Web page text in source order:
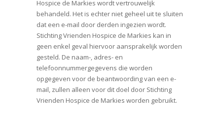
Hospice de Markies wordt vertrouwelijk
behandeld. Het is echter niet geheel uit te sluiten
dat een e-mail door derden ingezien wordt.
Stichting Vrienden Hospice de Markies kan in
geen enkel geval hiervoor aansprakelijk worden
gesteld. De naam-, adres- en
telefoonnummergegevens die worden
opgegeven voor de beantwoording van een e-
mail, zullen alleen voor dit doel door Stichting
Vrienden Hospice de Markies worden gebruikt.